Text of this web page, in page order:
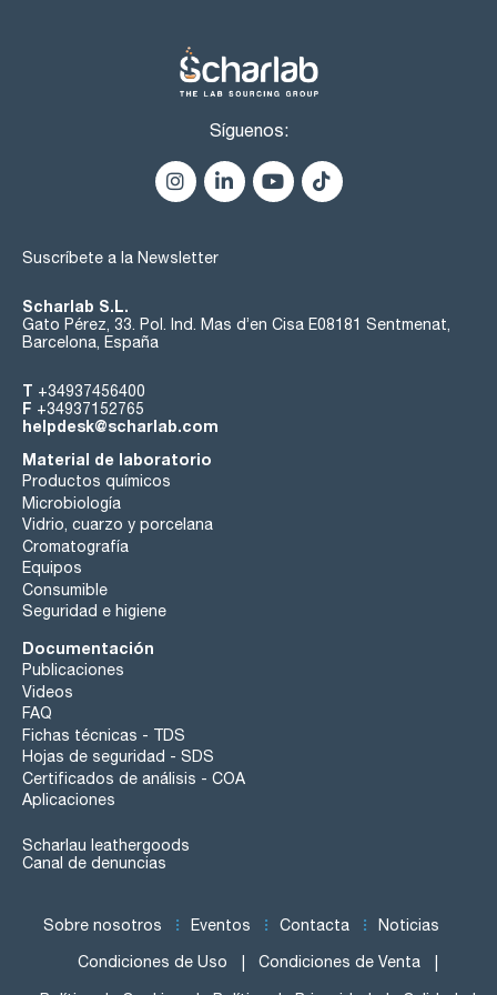
Síguenos:
Suscríbete a la Newsletter
Scharlab S.L.
Gato Pérez, 33. Pol. Ind. Mas d’en Cisa E08181 Sentmenat,
Barcelona, España
T +34937456400
F +34937152765
helpdesk@scharlab.com
Material de laboratorio
Productos químicos
Microbiología
Vidrio, cuarzo y porcelana
Cromatografía
Equipos
Consumible
Seguridad e higiene
Documentación
Publicaciones
Videos
FAQ
Fichas técnicas - TDS
Hojas de seguridad - SDS
Certificados de análisis - COA
Aplicaciones
Scharlau leathergoods
Canal de denuncias
Sobre nosotros Eventos Contacta Noticias
Condiciones de Uso Condiciones de Venta